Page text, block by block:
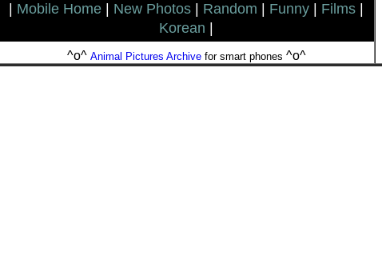
Mobile Home New Photos Random Funny Films
Korean
^o^ Animal Pictures Archivefor smart phones ^o^